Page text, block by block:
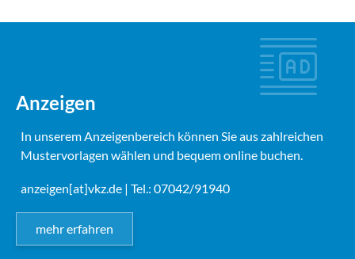
Anzeigen
In unserem Anzeigenbereich können Sie aus zahlreichen
Mustervorlagen wählen und bequem online buchen.
anzeigen[at]vkz.de | Tel.: 07042/91940
mehr erfahren